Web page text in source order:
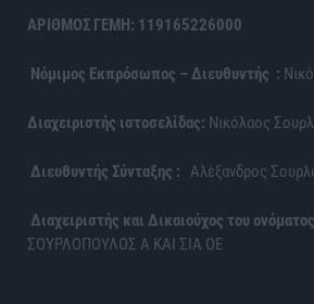
ΑΡΙΘΜΟΣ ΓΕΜΗ: 119165226000
Νόμιμος Εκπρόσωπος – Διευθυντής :
Διαχειριστής ιστοσελίδας: Νικόλαος
Διευθυντής Σύνταξης : Αλέξανδρος
Διαχειριστής και Δικαιούχος του
ΣΟΥΡΛΟΠΟΥΛΟΣ Α ΚΑΙ ΣΙΑ ΟΕ